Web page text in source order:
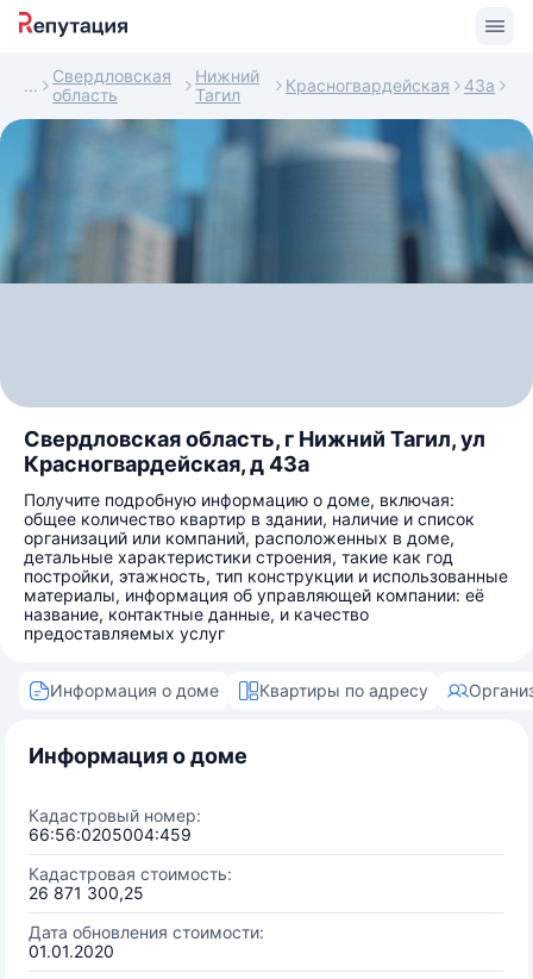
Свердловская
область
Нижний
Тагил
Красногвардейская 43а
Свердловская область, г Нижний Тагил, ул
Красногвардейская, д 43а
Получите подробную информацию о доме, включая:
общее количество квартир в здании, наличие и список
организаций или компаний, расположенных в доме,
детальные характеристики строения, такие как год
постройки, этажность, тип конструкции и использованные
материалы, информация об управляющей компании: её
название, контактные данные, и качество
предоставляемых услуг
Информация о доме Квартиры по адресу
Информация о доме
Кадастровый номер:
66:56:0205004:459
Кадастровая стоимость:
26 871 300,25
Дата обновления стоимости:
01.01.2020